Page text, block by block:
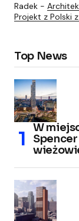
Radek -
Projekt z Polski
Top News
W